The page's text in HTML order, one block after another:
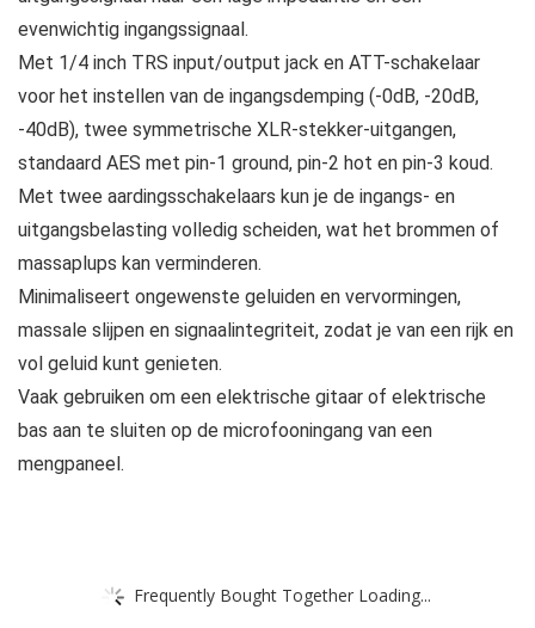
evenwichtig ingangssignaal.
Met 1/4 inch TRS input/output jack en ATT-schakelaar
voor het instellen van de ingangsdemping (-0dB, -20dB,
-40dB), twee symmetrische XLR-stekker-uitgangen,
standaard AES met pin-1 ground, pin-2 hot en pin-3 koud.
Met twee aardingsschakelaars kun je de ingangs- en
uitgangsbelasting volledig scheiden, wat het brommen of
massaplups kan verminderen.
Minimaliseert ongewenste geluiden en vervormingen,
massale slijpen en signaalintegriteit, zodat je van een rijk en
vol geluid kunt genieten.
Vaak gebruiken om een elektrische gitaar of elektrische
bas aan te sluiten op de microfooningang van een
mengpaneel.
Frequently Bought Together Loading...